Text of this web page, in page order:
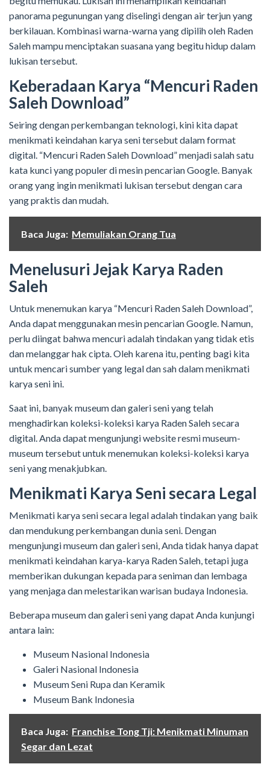
panorama pegunungan yang diselingi dengan air terjun yang
berkilauan. Kombinasi warna-warna yang dipilih oleh Raden
Saleh mampu menciptakan suasana yang begitu hidup dalam
lukisan tersebut.
Keberadaan Karya “Mencuri Raden
Saleh Download”
Seiring dengan perkembangan teknologi, kini kita dapat
menikmati keindahan karya seni tersebut dalam format
digital. “Mencuri Raden Saleh Download” menjadi salah satu
kata kunci yang populer di mesin pencarian Google. Banyak
orang yang ingin menikmati lukisan tersebut dengan cara
yang praktis dan mudah.
Baca Juga: Memuliakan Orang Tua
Menelusuri Jejak Karya Raden
Saleh
Untuk menemukan karya “Mencuri Raden Saleh Download”,
Anda dapat menggunakan mesin pencarian Google. Namun,
perlu diingat bahwa mencuri adalah tindakan yang tidak etis
dan melanggar hak cipta. Oleh karena itu, penting bagi kita
untuk mencari sumber yang legal dan sah dalam menikmati
karya seni ini.
Saat ini, banyak museum dan galeri seni yang telah
menghadirkan koleksi-koleksi karya Raden Saleh secara
digital. Anda dapat mengunjungi website resmi museum-
museum tersebut untuk menemukan koleksi-koleksi karya
seni yang menakjubkan.
Menikmati Karya Seni secara Legal
Menikmati karya seni secara legal adalah tindakan yang baik
dan mendukung perkembangan dunia seni. Dengan
mengunjungi museum dan galeri seni, Anda tidak hanya dapat
menikmati keindahan karya-karya Raden Saleh, tetapi juga
memberikan dukungan kepada para seniman dan lembaga
yang menjaga dan melestarikan warisan budaya Indonesia.
Beberapa museum dan galeri seni yang dapat Anda kunjungi
antara lain:
Museum Nasional Indonesia
Galeri Nasional Indonesia
Museum Seni Rupa dan Keramik
Museum Bank Indonesia
Baca Juga: Franchise Tong Tji: Menikmati Minuman
Segar dan Lezat